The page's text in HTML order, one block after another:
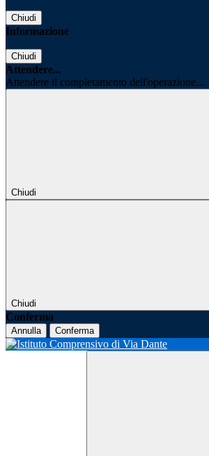
Chiudi
Informazione
Chiudi
Attendere...
Attendere il completamento dell'operazione...
Chiudi
Chiudi
Conferma
Annulla Conferma